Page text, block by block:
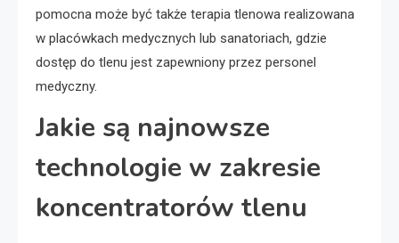
pomocna może być także terapia tlenowa realizowana
w placówkach medycznych lub sanatoriach, gdzie
dostęp do tlenu jest zapewniony przez personel
medyczny.
Jakie są najnowsze
technologie w zakresie
koncentratorów tlenu